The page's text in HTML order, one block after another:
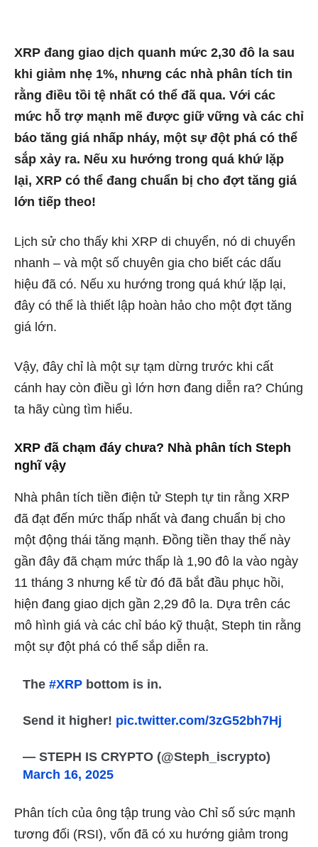
XRP đang giao dịch quanh mức 2,30 đô la sau
khi giảm nhẹ 1%, nhưng các nhà phân tích tin
rằng điều tồi tệ nhất có thể đã qua. Với các
mức hỗ trợ mạnh mẽ được giữ vững và các chỉ
báo tăng giá nhấp nháy, một sự đột phá có thể
sắp xảy ra. Nếu xu hướng trong quá khứ lặp
lại, XRP có thể đang chuẩn bị cho đợt tăng giá
lớn tiếp theo!
Lịch sử cho thấy khi XRP di chuyển, nó di chuyển
nhanh – và một số chuyên gia cho biết các dấu
hiệu đã có. Nếu xu hướng trong quá khứ lặp lại,
đây có thể là thiết lập hoàn hảo cho một đợt tăng
giá lớn.
Vậy, đây chỉ là một sự tạm dừng trước khi cất
cánh hay còn điều gì lớn hơn đang diễn ra? Chúng
ta hãy cùng tìm hiểu.
XRP đã chạm đáy chưa? Nhà phân tích Steph
nghĩ vậy
Nhà phân tích tiền điện tử Steph tự tin rằng XRP
đã đạt đến mức thấp nhất và đang chuẩn bị cho
một động thái tăng mạnh. Đồng tiền thay thế này
gần đây đã chạm mức thấp là 1,90 đô la vào ngày
11 tháng 3 nhưng kể từ đó đã bắt đầu phục hồi,
hiện đang giao dịch gần 2,29 đô la. Dựa trên các
mô hình giá và các chỉ báo kỹ thuật, Steph tin rằng
một sự đột phá có thể sắp diễn ra.
The#XRP bottom is in.
Send it higher! pic.twitter.com/3zG52bh7Hj
— STEPH IS CRYPTO (@Steph_iscrypto)
March 16, 2025
Phân tích của ông tập trung vào Chỉ số sức mạnh
tương đối (RSI), vốn đã có xu hướng giảm trong